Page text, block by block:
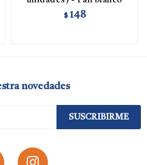
$ 148
novedades
SUSCRIBIRME
